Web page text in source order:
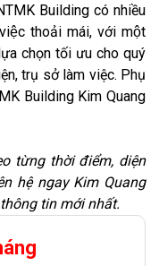
Building có nhiều
thoải mái, với một
chọn tối ưu cho quý
trụ sở làm việc. Phụ
Building Kim Quang
từng thời điểm, diện
hệ ngay Kim Quang
tin mới nhất.